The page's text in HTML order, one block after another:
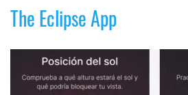
The Eclipse App